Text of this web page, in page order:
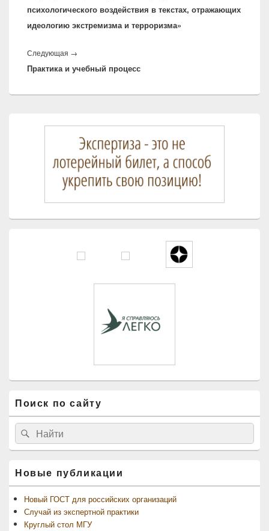
психологического воздействия в текстах, отражающих
идеологию экстремизма и терроризма»
Следующая →
запись:
Практика и учебный процесс
Поиск по сайту
Найти:Поиск
Новые публикации
Новый ГОСТ для российских организаций
Случай из экспертной практики
Круглый стол МГУ